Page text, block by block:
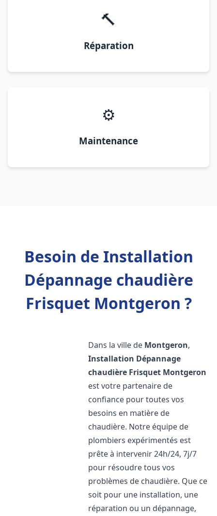
🔨
Réparation
⚙️
Maintenance
Besoin de Installation
Dépannage chaudière
Frisquet Montgeron ?
Dans la ville de Montgeron,
Installation Dépannage
chaudière Frisquet Montgeron
est votre partenaire de
confiance pour toutes vos
besoins en matière de
chaudière. Notre équipe de
plombiers expérimentés est
prête à intervenir 24h/24, 7j/7
pour résoudre tous vos
problèmes de chaudière. Que ce
soit pour une installation, une
réparation ou un dépannage,